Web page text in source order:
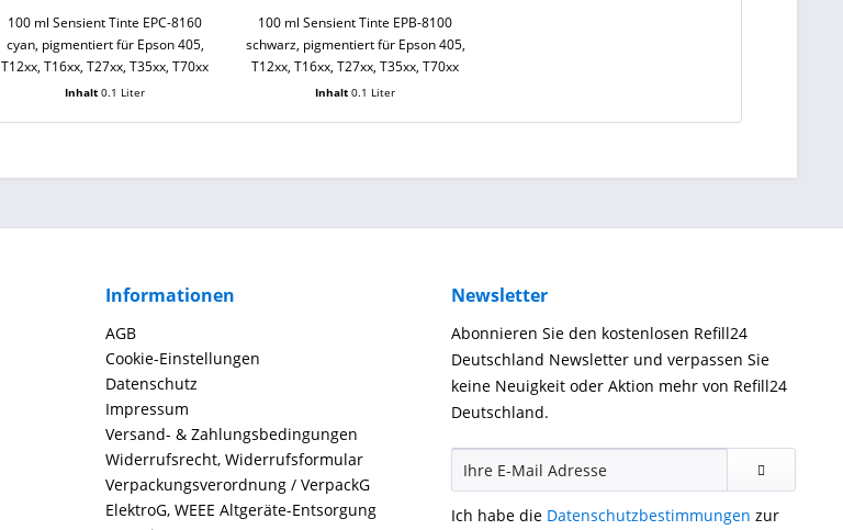
100 ml Sensient Tinte EPC-8160
cyan, pigmentiert für Epson 405,
T12xx, T16xx, T27xx, T35xx, T70xx
Inhalt0.1 Liter
100 ml Sensient Tinte EPB-8100
schwarz, pigmentiert für Epson 405,
T12xx, T16xx, T27xx, T35xx, T70xx
Inhalt0.1 Liter
Informationen
AGB
Cookie-Einstellungen
Datenschutz
Impressum
Versand- & Zahlungsbedingungen
Widerrufsrecht, Widerrufsformular
Verpackungsverordnung / VerpackG
ElektroG, WEEE Altgeräte-Entsorgung
Newsletter
Abonnieren Sie den kostenlosen Refill24
Deutschland Newsletter und verpassen Sie
keine Neuigkeit oder Aktion mehr von Refill24
Deutschland.
Ich habe die Datenschutzbestimmungen zur